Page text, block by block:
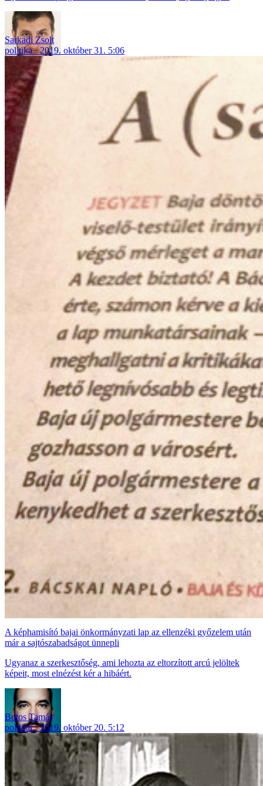
Sarkadi Zsolt
politika
2019. október 31. 5:06
A képhamisító bajai önkormányzati lap az ellenzéki győzelem után
már a sajtószabadságot ünnepli
Ugyanaz a szerkesztőség, ami lehozta az eltorzított arcú jelöltek
képeit, most elnézést kér a hibáért.
Botos Tamás
politika
2019. október 20. 5:12